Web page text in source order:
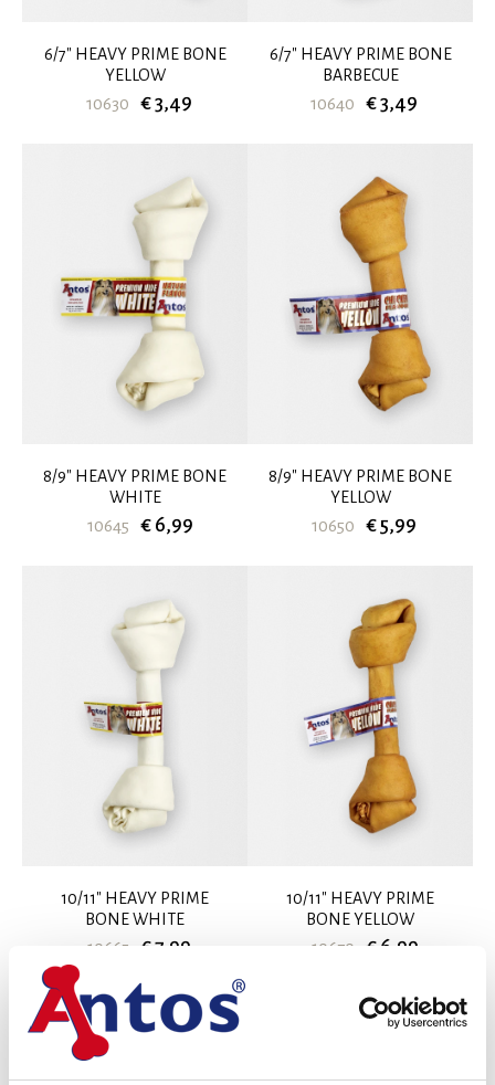
6/7" HEAVY PRIME BONE
YELLOW
10630 € 3,49
6/7" HEAVY PRIME BONE
BARBECUE
10640 € 3,49
8/9" HEAVY PRIME BONE
WHITE
10645 € 6,99
8/9" HEAVY PRIME BONE
YELLOW
10650 € 5,99
10/11" HEAVY PRIME
BONE WHITE
10665 € 7,99
10/11" HEAVY PRIME
BONE YELLOW
10670 € 6,99